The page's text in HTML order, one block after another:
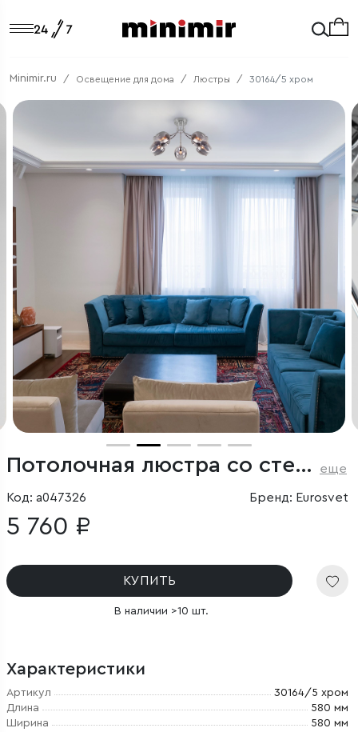
Minimir.ru Освещение для дома Люстры 30164/5 хром
Потолочная люстра со стеклянными плафонами еще
Код: a047326 Бренд: Eurosvet
5 760 ₽
КУПИТЬ
В наличии >10 шт.
Характеристики
Артикул
30164/5 хром
Длина
580 мм
Ширина
580 мм